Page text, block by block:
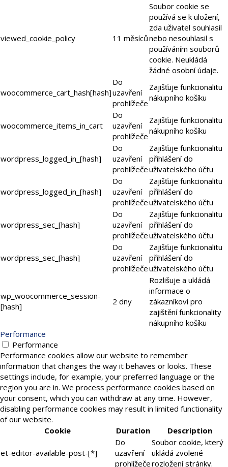
viewed_cookie_policy 11 měsíců
Soubor cookie se
používá se k uložení,
zda uživatel souhlasil
nebo nesouhlasil s
používáním souborů
cookie. Neukládá
žádné osobní údaje.
woocommerce_cart_hash[hash]
Do
uzavření
prohlížeče
Zajišťuje funkcionalitu
nákupního košíku
woocommerce_items_in_cart
Do
uzavření
prohlížeče
Zajišťuje funkcionalitu
nákupního košíku
wordpress_logged_in_[hash]
Do
uzavření
prohlížeče
Zajišťuje funkcionalitu
přihlášení do
uživatelského účtu
wordpress_logged_in_[hash]
Do
uzavření
prohlížeče
Zajišťuje funkcionalitu
přihlášení do
uživatelského účtu
wordpress_sec_[hash]
Do
uzavření
prohlížeče
Zajišťuje funkcionalitu
přihlášení do
uživatelského účtu
wordpress_sec_[hash]
Do
uzavření
prohlížeče
Zajišťuje funkcionalitu
přihlášení do
uživatelského účtu
wp_woocommerce_session-
[hash]
2 dny
Rozlišuje a ukládá
informace o
zákazníkovi pro
zajištění funkcionality
nákupního košíku
Performance
Performance
Performance cookies allow our website to remember
information that changes the way it behaves or looks. These
settings include, for example, your preferred language or the
region you are in. We process performance cookies based on
your consent, which you can withdraw at any time. However,
disabling performance cookies may result in limited functionality
of our website.
Cookie
Duration Description
et-editor-available-post-[*]
Do
uzavření
prohlížeče
Soubor cookie, který
ukládá zvolené
rozložení stránky.